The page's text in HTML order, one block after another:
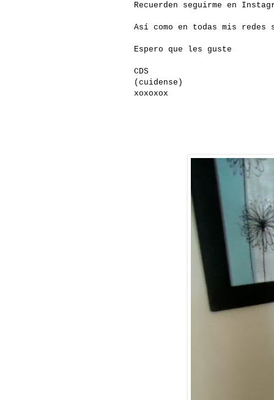
Recuerden seguirme en
Así como en todas mis
Espero que les guste
CDS
(cuidense)
xoxoxox